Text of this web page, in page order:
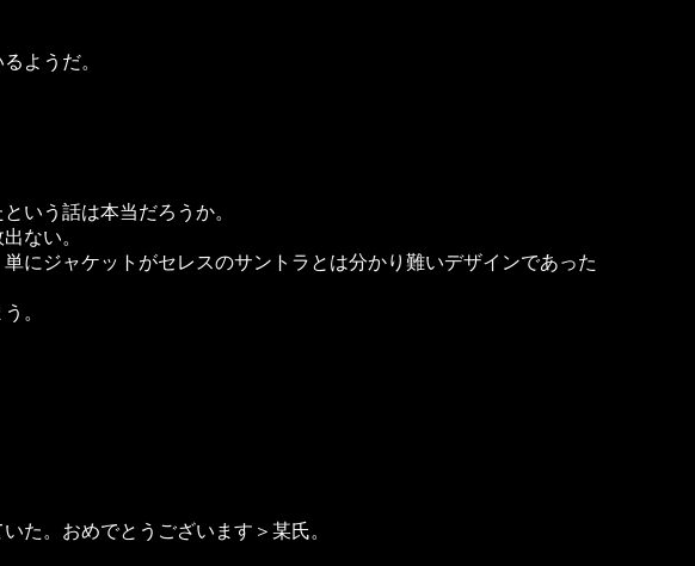
ようだ。
いう話は本当だろうか。
ない。
にジャケットがセレスのサントラとは分かり難いデザインであった
。
た。おめでとうございます＞某氏。